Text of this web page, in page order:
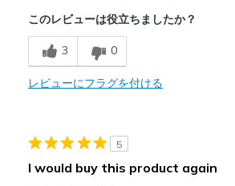
Comfortable
Stylish
商品が期待と異なったレビュー
以下に最適
Work
このレビューは役立ちましたか？
3 0
レビューにフラグを付ける
5
I would buy this product again